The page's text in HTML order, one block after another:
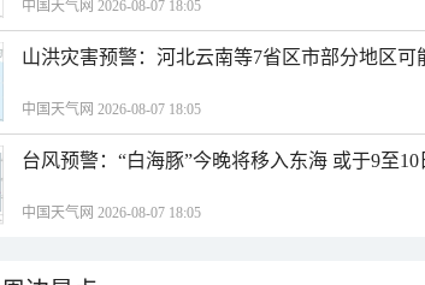
中国天气网 2026-08-07 18:05
山洪灾害预警：河北云南等7省区市部分地区可
中国天气网 2026-08-07 18:05
台风预警：“白海豚”今晚将移入东海 或于9至
中国天气网 2026-08-07 18:05